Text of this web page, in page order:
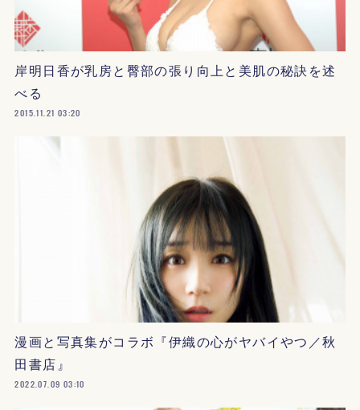
岸明日香が乳房と臀部の張り向上と美肌の秘訣を述
べる
2015.11.21 03:20
漫画と写真集がコラボ『伊織の心がヤバイやつ／秋
田書店』
2022.07.09 03:10